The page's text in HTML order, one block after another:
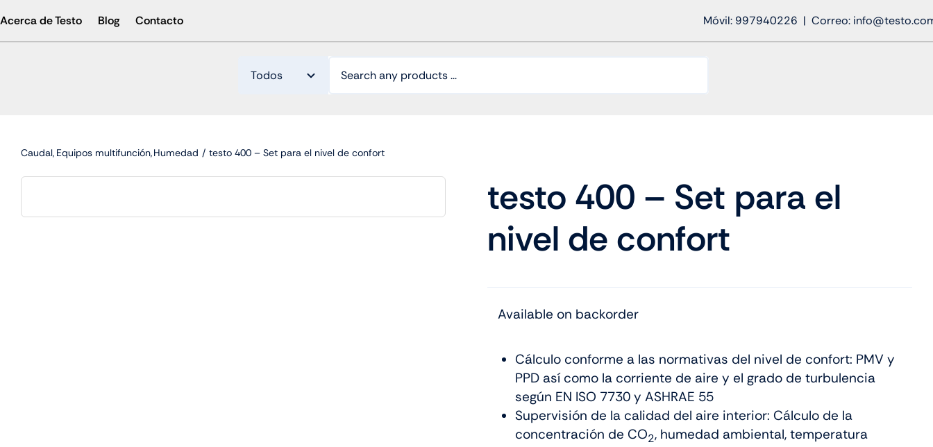
to
content
Acerca de Testo Blog Contacto Móvil: 997940226 | Correo:
Caudal Equipos multifunción Humedad testo 400 – Set para el nivel de confort
testo 400 – Set para el
nivel de confort
Available on backorder
Cálculo conforme a las normativas del nivel de confort: PMV y
PPD así como la corriente de aire y el grado de turbulencia
según EN ISO 7730 y ASHRAE 55
Supervisión de la calidad del aire interior: Cálculo de la
concentración de CO2, humedad ambiental, temperatura